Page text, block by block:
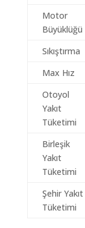
Motor
Büyüklüğü
Sıkıştırma
Max Hız
Otoyol
Yakıt
Tüketimi
Birleşik
Yakıt
Tüketimi
Şehir Yakıt
Tüketimi